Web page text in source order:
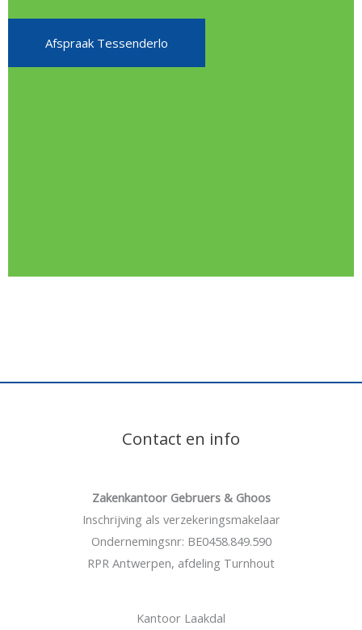
Afspraak Tessenderlo
Contact en info
Zakenkantoor Gebruers & Ghoos
Inschrijving als verzekeringsmakelaar
Ondernemingsnr: BE0458.849.590
RPR Antwerpen, afdeling Turnhout
Kantoor Laakdal